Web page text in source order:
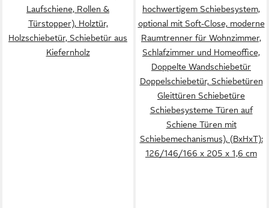
Laufschiene, Rollen &
Türstopper), Holztür,
Holzschiebetür, Schiebetür aus
Kiefernholz
hochwertigem Schiebesystem,
optional mit Soft-Close, moderne
Raumtrenner für Wohnzimmer,
Schlafzimmer und Homeoffice,
Doppelte Wandschiebetür
Doppelschiebetür, Schiebetüren
Gleittüren Schiebetüre
Schiebesysteme Türen auf
Schiene Türen mit
Schiebemechanismus), (BxHxT):
126/146/166 x 205 x 1,6 cm